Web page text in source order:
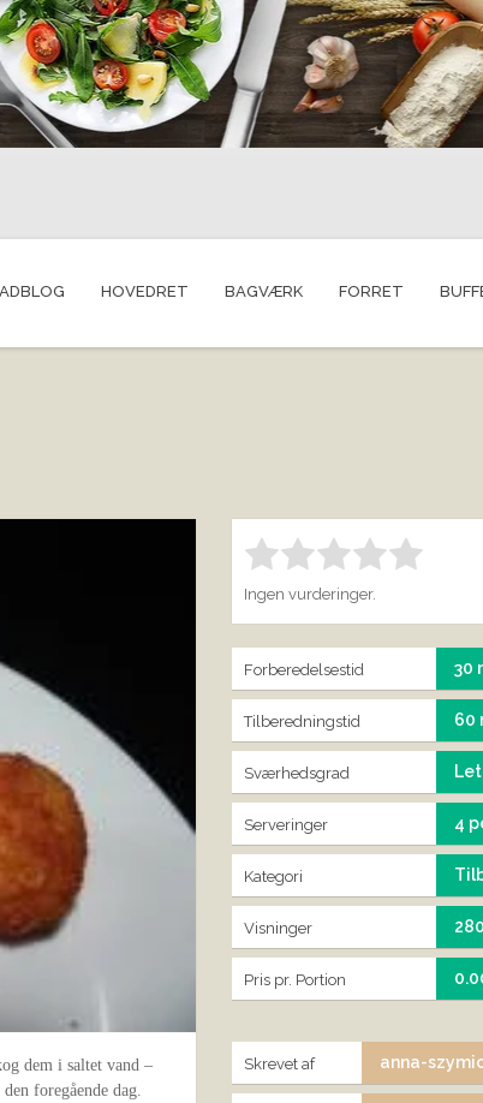
HOVEDRET BAGVÆRK FORRET
Bedøm denne vare: 1.00
Ingen vurderinger.
Forberedelsestid 30
Tilberedningstid 60
Sværhedsgrad Let
Serveringer 4
Kategori
Visninger
Pris pr. Portion
Skrevet af anna-
dem i saltet vand –
foregående dag.